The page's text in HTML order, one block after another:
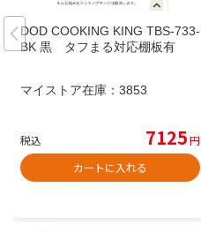
DOD COOKING KING TBS-733-
BK 黒 タフまる対応棚板有
マイストア在庫： 3853
税込 7125円
カートに入れる